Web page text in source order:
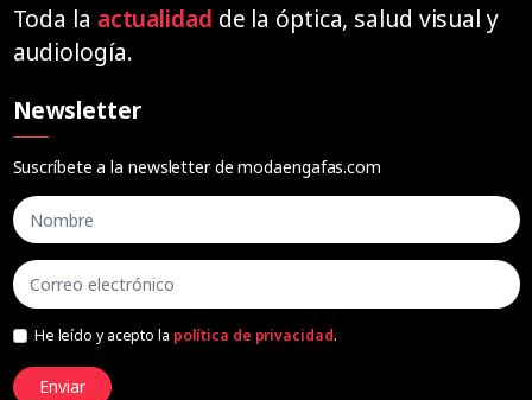
Toda la actualidad de la óptica, salud visual y
audiología.
Newsletter
Suscríbete a la newsletter de modaengafas.com
He leído y acepto la política de privacidad.
Enviar